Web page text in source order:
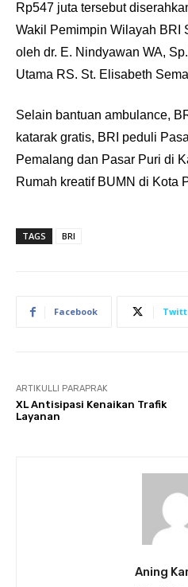
Rp547 juta tersebut
Wakil Pemimpin Wilayah BRI
oleh dr. E. Nindyawan WA,
Utama RS. St. Elisabeth
Selain bantuan ambulance,
katarak gratis, BRI peduli
Pemalang dan Pasar Puri di
Rumah kreatif BUMN di Kota
TAGS BRI
Facebook
ARTIKULLI PARAPRAK
XL Antisipasi Kenaikan Trafik
Layanan
Aning